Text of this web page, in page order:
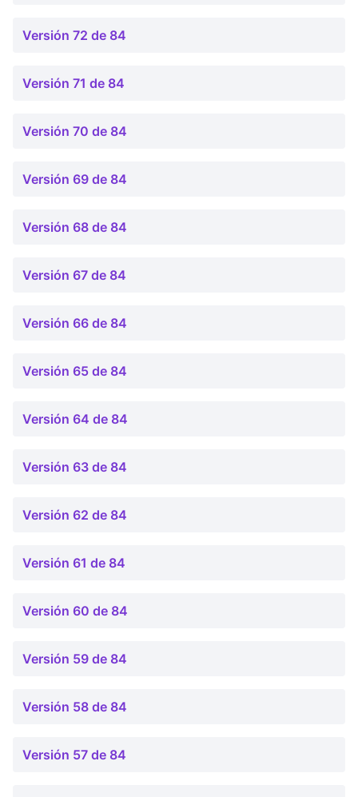
Versión 72 de 84
Versión 71 de 84
Versión 70 de 84
Versión 69 de 84
Versión 68 de 84
Versión 67 de 84
Versión 66 de 84
Versión 65 de 84
Versión 64 de 84
Versión 63 de 84
Versión 62 de 84
Versión 61 de 84
Versión 60 de 84
Versión 59 de 84
Versión 58 de 84
Versión 57 de 84